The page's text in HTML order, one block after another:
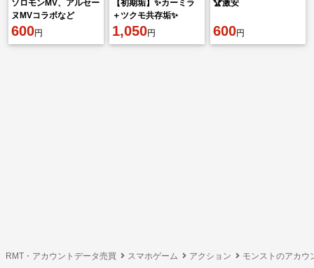
ソロモンMV、アルセー
ヌMVコラボなど
600円
【初期垢】✨カーミラ
＋ツクモ共存垢✨
1,050円
🏆激安
600円
RMT・アカウントデータ売買 スマホゲーム アクション モンストのアカウ